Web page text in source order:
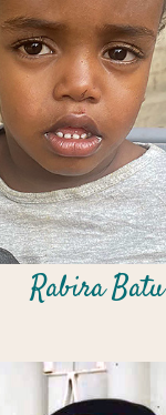
Rabira Batu